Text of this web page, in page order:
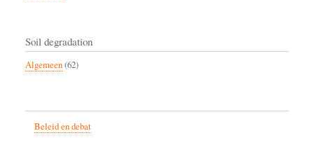
Soil degradation
Algemeen(62)
Beleid en debat